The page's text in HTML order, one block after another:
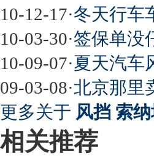
10-12-17·冬天行车
10-03-30·签保单没
10-09-07·夏天汽车
09-03-08·北京那里
更多关于 风挡 索
相关推荐